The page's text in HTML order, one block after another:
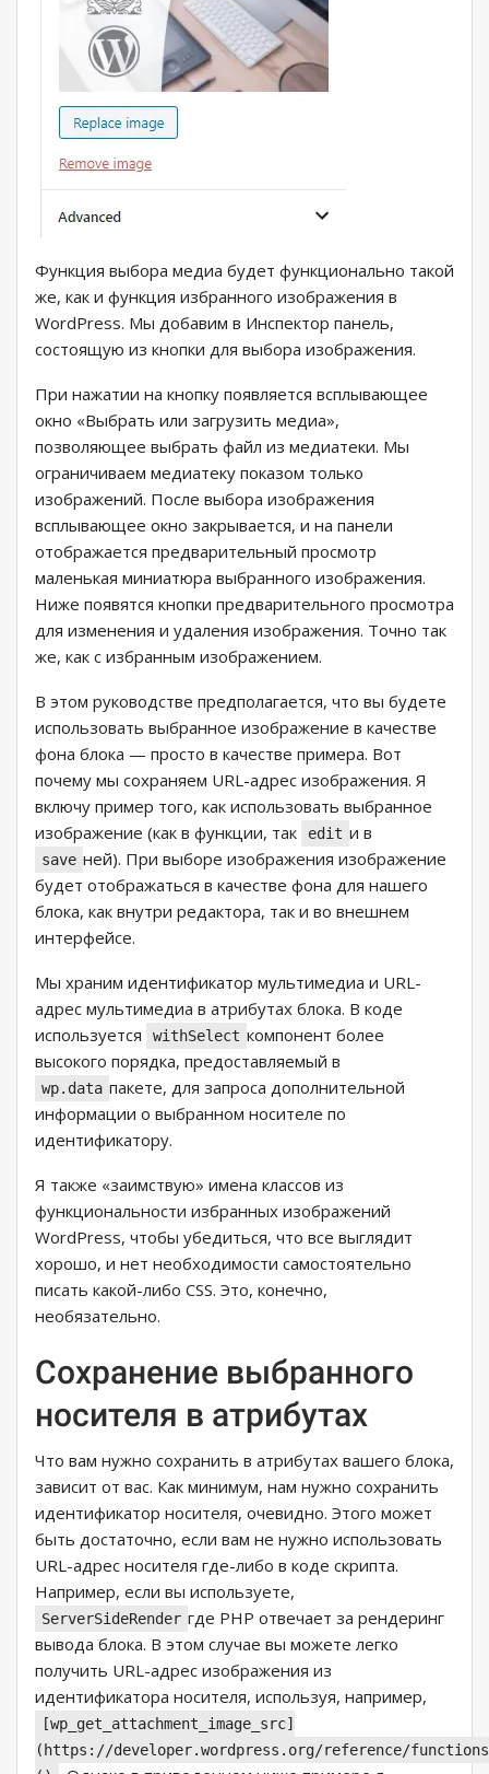
Функция выбора медиа будет функционально такой
же, как и функция избранного изображения в
WordPress. Мы добавим в Инспектор панель,
состоящую из кнопки для выбора изображения.
При нажатии на кнопку появляется всплывающее
окно «Выбрать или загрузить медиа»,
позволяющее выбрать файл из медиатеки. Мы
ограничиваем медиатеку показом только
изображений. После выбора изображения
всплывающее окно закрывается, и на панели
отображается предварительный просмотр
маленькая миниатюра выбранного изображения.
Ниже появятся кнопки предварительного просмотра
для изменения и удаления изображения. Точно так
же, как с избранным изображением.
В этом руководстве предполагается, что вы будете
использовать выбранное изображение в качестве
фона блока — просто в качестве примера. Вот
почему мы сохраняем URL-адрес изображения. Я
включу пример того, как использовать выбранное
изображение (как в функции, так
edit и в
save ней). При выборе изображения изображение
будет отображаться в качестве фона для нашего
блока, как внутри редактора, так и во внешнем
интерфейсе.
Мы храним идентификатор мультимедиа и URL-
адрес мультимедиа в атрибутах блока. В коде
используется
withSelect компонент более
высокого порядка, предоставляемый в
wp.data пакете, для запроса дополнительной
информации о выбранном носителе по
идентификатору.
Я также «заимствую» имена классов из
функциональности избранных изображений
WordPress, чтобы убедиться, что все выглядит
хорошо, и нет необходимости самостоятельно
писать какой-либо CSS. Это, конечно,
необязательно.
Сохранение выбранного
носителя в атрибутах
Что вам нужно сохранить в атрибутах вашего блока,
зависит от вас. Как минимум, нам нужно сохранить
идентификатор носителя, очевидно. Этого может
быть достаточно, если вам не нужно использовать
URL-адрес носителя где-либо в коде скрипта.
Например, если вы используете,
ServerSideRender где PHP отвечает за рендеринг
вывода блока. В этом случае вы можете легко
получить URL-адрес изображения из
идентификатора носителя, используя, например,
[wp_get_attachment_image_src]
(https://developer.wordpress.org/reference/functions/